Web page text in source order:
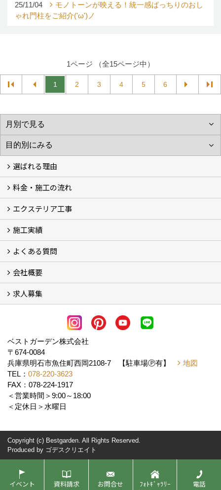
25/11/04
モノトーンが映える！統一感ばっちりのおし
ゃれ門柱をご紹介('ω')ノ
1ページ （全15ページ中）
1 2 3 4 5 6
選ばれる理由
選ばれる理由
料金・施工の流れ
料金
施工の流れ
エクステリア工事
エクステリア工事
施工実績
フォトギャラリー
メディア紹介・掲載
お客様の声
よくある質問
よくある質問
会社概要
会社概要
アクセス
スタッフ紹介
スタッフブログ
LINE公式アカウント
求人募集
協力業者様・求人募集 (2)
ベストガーデン株式会社
〒674-0084
兵庫県明石市魚住町西岡2108-7 【駐車場Ⓟ有】
地図
TEL： 078-220-3623
FAX：078-224-1917
＜営業時間＞9:00～18:00
＜定休日＞水曜日
Copyright (c) Bestgarden. All Rights Reserved.
Produced by ゴデスクリエイト
イベント 資料請求 お問合せ ﾌｫﾄｷﾞｬﾗﾘｰ 電話